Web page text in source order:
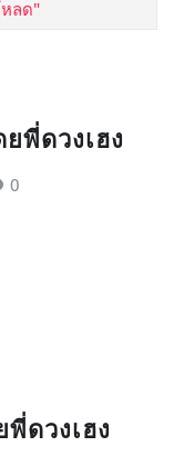
ลด"
พี่ดวงเฮง
0
ดวงเฮง